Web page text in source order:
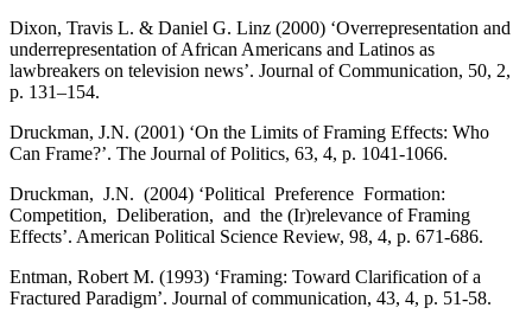
Dixon, Travis L. & Daniel G. Linz (2000) ‘Overrepresentation and
underrepresentation of African Americans and Latinos as
lawbreakers on television news’. Journal of Communication, 50, 2,
p. 131–154.
Druckman, J.N. (2001) ‘On the Limits of Framing Effects: Who
Can Frame?’. The Journal of Politics, 63, 4, p. 1041-1066.
Druckman, J.N. (2004) ‘Political Preference Formation:
Competition, Deliberation, and the (Ir)relevance of Framing
Effects’. American Political Science Review, 98, 4, p. 671-686.
Entman, Robert M. (1993) ‘Framing: Toward Clarification of a
Fractured Paradigm’. Journal of communication, 43, 4, p. 51-58.